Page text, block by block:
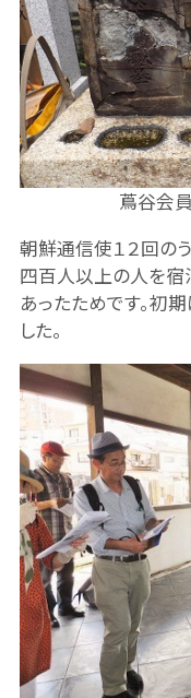
蔦谷会
朝鮮通信使１２回の
四百人以上の人を宿
あったためです。初
した。